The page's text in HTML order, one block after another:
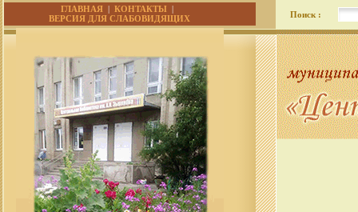
ГЛАВНАЯ |КОНТАКТЫ |
ВЕРСИЯ ДЛЯ СЛАБОВИДЯЩИХ
Поиск :